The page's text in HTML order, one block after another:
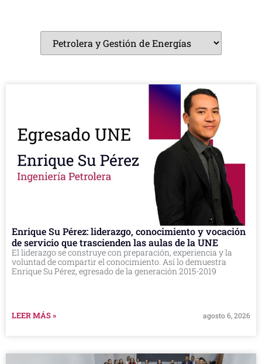
Enrique Su Pérez: liderazgo, conocimiento y vocación
de servicio que trascienden las aulas de la UNE
El liderazgo se construye con preparación, experiencia y la
voluntad de compartir el conocimiento. Así lo demuestra
Enrique Su Pérez, egresado de la generación 2015-2019
LEER MÁS » agosto 6, 2026